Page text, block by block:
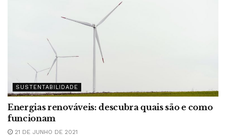
SUSTENTABILIDADE
Energias renováveis: descubra quais são e como
funcionam
21 DE JUNHO DE 2021